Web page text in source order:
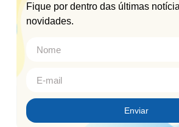
Fique por dentro das últimas
novidades.
Enviar